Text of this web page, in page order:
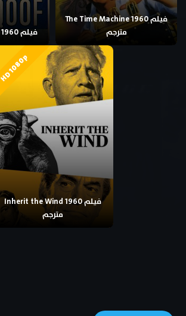
فيلم The Time Machine 1960
مترجم
فيلم Bewaqoof 1960 مترجم
HD 1080p
فيلم Inherit the Wind 1960
مترجم